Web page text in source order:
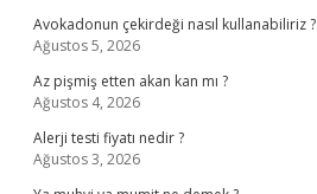
Avokadonun çekirdeği nasıl kullanabiliriz ?
Ağustos 5, 2026
Az pişmiş etten akan kan mı ?
Ağustos 4, 2026
Alerji testi fiyatı nedir ?
Ağustos 3, 2026